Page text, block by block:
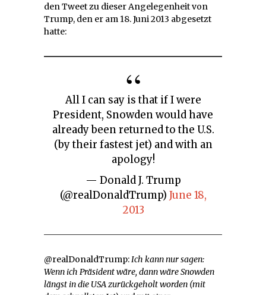
den Tweet zu dieser Angelegenheit von
Trump, den er am 18. Juni 2013 abgesetzt
hatte:
All I can say is that if I were
President, Snowden would have
already been returned to the U.S.
(by their fastest jet) and with an
apology!
— Donald J. Trump
(@realDonaldTrump) June 18,
2013
@realDonaldTrump:Ich kann nur sagen:
Wenn ich Präsident wäre, dann wäre Snowden
längst in die USA zurückgeholt worden (mit